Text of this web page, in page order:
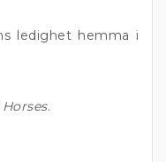
ledighet hemma i
.